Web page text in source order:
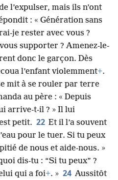
l’expulser, mais ils n’ont
: « Génération sans
je rester avec vous ?
supporter ? Amenez-le-
donc le garçon. Dès
l’enfant violemment+.
mit à se rouler par terre
au père : « Depuis
arrive-t-il ? » Il lui
petit. 22 Et il l’a souvent
pour le tuer. Si tu peux
de nous et aide-nous. »
dis-tu : “Si tu peux” ?
qui a foi+. » 24 Aussitôt